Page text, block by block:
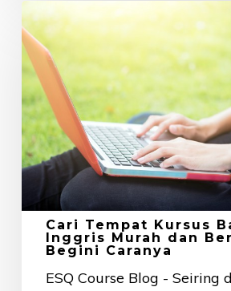
Cari
Tempat
Kursus
Bahasa
Inggris
Murah
dan
Berkualitas?
Begini
Caranya
Cari Tempat Kursus
Inggris Murah dan
Begini Caranya
ESQ Course Blog - Seiring